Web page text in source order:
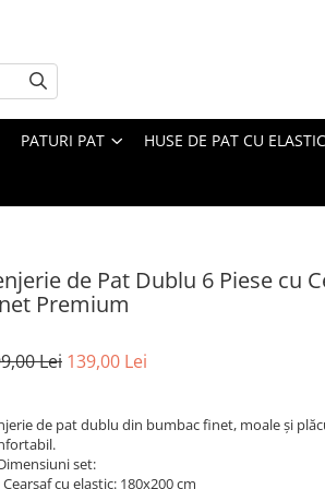
PATURI PAT HUSE DE PAT CU ELASTIC
de Pat Dublu 6 Piese cu
Premium
Lei 139,00 Lei
de pat dublu din bumbac finet, moale și
set:
Cearșaf cu elastic: 180x200 cm